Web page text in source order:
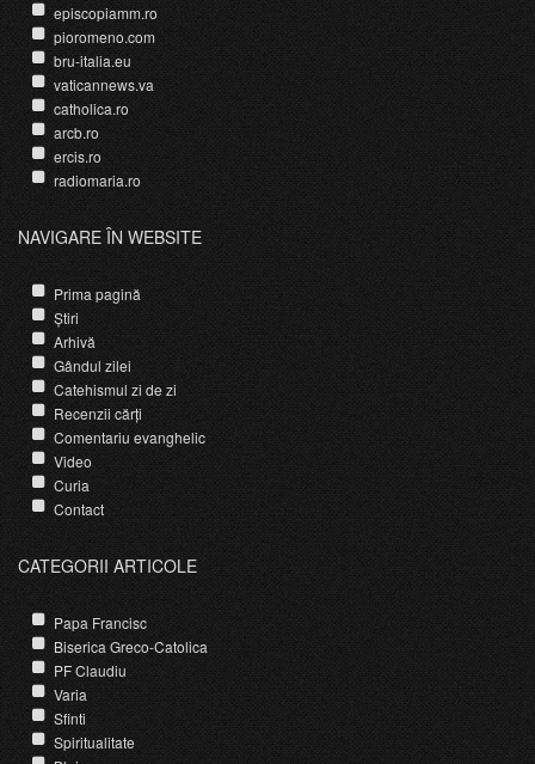
episcopiamm.ro
pioromeno.com
bru-italia.eu
vaticannews.va
catholica.ro
arcb.ro
ercis.ro
radiomaria.ro
NAVIGARE ÎN WEBSITE
Prima pagină
Știri
Arhivă
Gândul zilei
Catehismul zi de zi
Recenzii cărți
Comentariu evanghelic
Video
Curia
Contact
CATEGORII ARTICOLE
Papa Francisc
Biserica Greco-Catolica
PF Claudiu
Varia
Sfinti
Spiritualitate